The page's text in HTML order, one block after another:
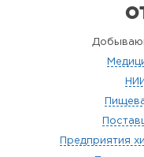
Предприятия